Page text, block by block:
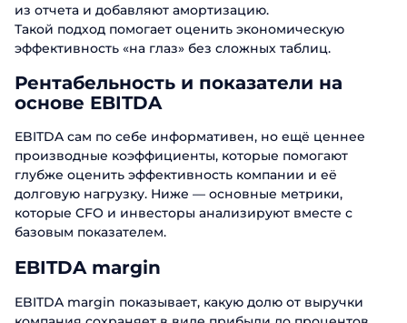
из отчета и добавляют амортизацию.
Такой подход помогает оценить экономическую
эффективность «на глаз» без сложных таблиц.
Рентабельность и показатели на
основе EBITDA
EBITDA сам по себе информативен, но ещё ценнее
производные коэффициенты, которые помогают
глубже оценить эффективность компании и её
долговую нагрузку. Ниже — основные метрики,
которые CFO и инвесторы анализируют вместе с
базовым показателем.
EBITDA margin
EBITDA margin показывает, какую долю от выручки